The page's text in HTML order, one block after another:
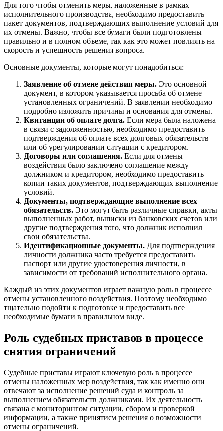
Для того чтобы отменить меры, наложенные в рамках
исполнительного производства, необходимо предоставить
пакет документов, подтверждающих выполнение условий для
их отмены. Важно, чтобы все бумаги были подготовлены
правильно и в полном объеме, так как это может повлиять на
скорость и успешность решения вопроса.
Основные документы, которые могут понадобиться:
Заявление об отмене действия меры. Это основной
документ, в котором указывается просьба об отмене
установленных ограничений. В заявлении необходимо
подробно изложить причины и основания для отмены.
Квитанции об оплате долга. Если мера была наложена
в связи с задолженностью, необходимо предоставить
подтверждения об оплате всех долговых обязательств
или об урегулировании ситуации с кредитором.
Договоры или соглашения. Если для отмены
воздействия было заключено соглашение между
должником и кредитором, необходимо предоставить
копии таких документов, подтверждающих выполнение
условий.
Документы, подтверждающие выполнение всех
обязательств. Это могут быть различные справки, акты
выполненных работ, выписки из банковских счетов или
другие подтверждения того, что должник исполнил
свои обязательства.
Идентификационные документы. Для подтверждения
личности должника часто требуется предоставить
паспорт или другие удостоверения личности, в
зависимости от требований исполнительного органа.
Каждый из этих документов играет важную роль в процессе
отмены установленного воздействия. Поэтому необходимо
тщательно подойти к подготовке и предоставить все
необходимые бумаги в правильном виде.
Роль судебных приставов в процессе
снятия ограничений
Судебные приставы играют ключевую роль в процессе
отмены наложенных мер воздействия, так как именно они
отвечают за исполнение решений суда и контроль за
выполнением обязательств должниками. Их деятельность
связана с мониторингом ситуации, сбором и проверкой
информации, а также принятием решения о возможности
отмены ограничений.